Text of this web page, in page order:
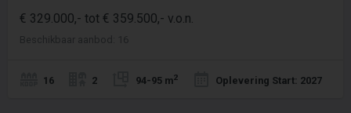
€ 329.000,- tot € 359.500,- v.o.n.
Beschikbaar aanbod: 16
16 2 94-95 m2 Oplevering Start: 2027